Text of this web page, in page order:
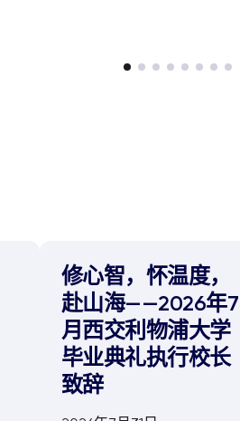
修心智，怀温度，
赴山海——2026年7
月西交利物浦大学
毕业典礼执行校长
致辞